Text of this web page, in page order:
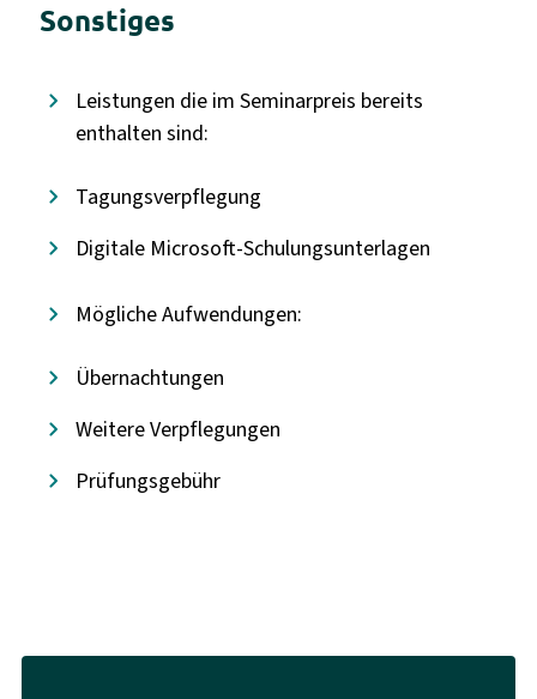
Sonstiges
Leistungen die im Seminarpreis bereits
enthalten sind:
Tagungsverpflegung
Digitale Microsoft-Schulungsunterlagen
Mögliche Aufwendungen:
Übernachtungen
Weitere Verpflegungen
Prüfungsgebühr